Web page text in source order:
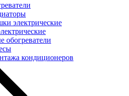
электрические
обогреватели
кондиционеров